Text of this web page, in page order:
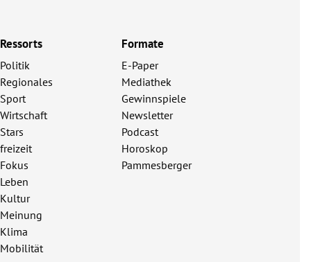
Ressorts
Politik
Regionales
Sport
Wirtschaft
Stars
freizeit
Fokus
Leben
Kultur
Meinung
Klima
Mobilität
Formate
E-Paper
Mediathek
Gewinnspiele
Newsletter
Podcast
Horoskop
Pammesberger